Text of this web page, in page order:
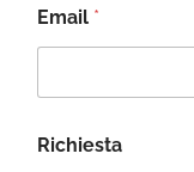
Email *
Richiesta